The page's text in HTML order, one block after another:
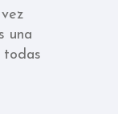
una
todas